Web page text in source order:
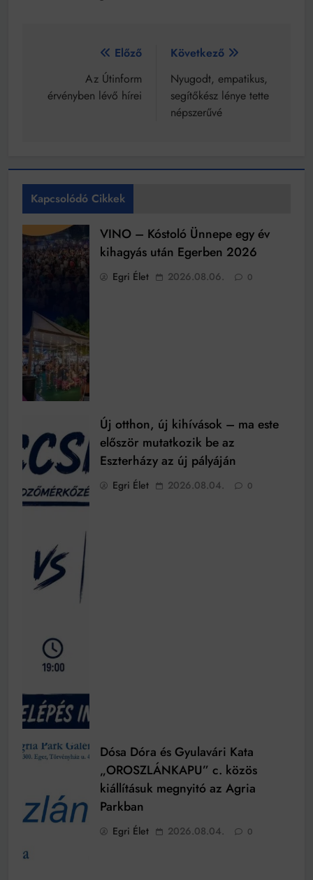
Bejegyzés
navigáció
Előző
Az Útinform
érvényben lévő hírei
Következő
Nyugodt, empatikus,
segítőkész lénye tette
népszerűvé
Kapcsolódó Cikkek
VINO – Kóstoló Ünnepe egy év
kihagyás után Egerben 2026
Egri Élet 2026.08.06. 0
Új otthon, új kihívások – ma este
először mutatkozik be az
Eszterházy az új pályáján
Egri Élet 2026.08.04. 0
Dósa Dóra és Gyulavári Kata
„OROSZLÁNKAPU” c. közös
kiállításuk megnyitó az Agria
Parkban
Egri Élet 2026.08.04. 0